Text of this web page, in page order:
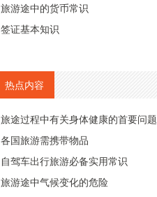
旅游途中的货币常识
签证基本知识
热点内容
旅途过程中有关身体健康的首要问题
各国旅游需携带物品
自驾车出行旅游必备实用常识
旅游途中气候变化的危险